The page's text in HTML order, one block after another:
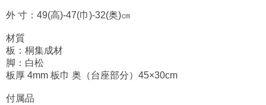
外 寸：49(高)-47(巾)-32(奥)㎝
材質
板：桐集成材
脚：白松
板厚 4mm 板巾 奥（台座部分）45×30cm
付属品